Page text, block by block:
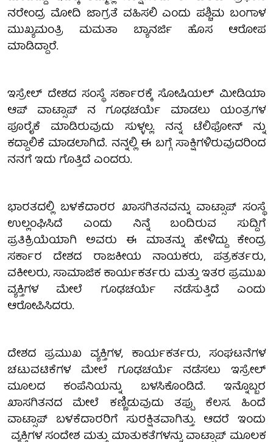
ನರೇಂದ್ರ ಮೋದಿ ಜಾಗ್ರತೆ ವಹಿಸಲಿ ಎಂದು ಪಶ್ಚಿಮ ಬಂಗಾಳ
ಮುಖ್ಯಮಂತ್ರಿ ಮಮತಾ ಬ್ಯಾನರ್ಜಿ ಹೊಸ ಆರೋಪ
ಮಾಡಿದ್ದಾರೆ.
ಇಸ್ರೇಲ್ ದೇಶದ ಸಂಸ್ಥೆ ಸರ್ಕಾರಕ್ಕೆ ಸೋಷಿಯಲ್ ಮೀಡಿಯಾ
ಆಪ್ ವಾಟ್ಸಾಪ್ ನ ಗೂಢಚರ್ಯೆ ಮಾಡಲು ಯಂತ್ರಗಳ
ಪೂರೈಕೆ ಮಾಡಿರುವುದು ಸುಳ್ಳಲ್ಲ. ನನ್ನ ಟೆಲಿಫೋನ್ ನ್ನು
ಕದ್ದಾಲಿಕೆ ಮಾಡಲಾಗಿದೆ. ನನ್ನಲ್ಲಿ ಈ ಬಗ್ಗೆ ಸಾಕ್ಷಿಗಳಿರುವುದರಿಂದ
ನನಗೆ ಇದು ಗೊತ್ತಿದೆ ಎಂದರು.
ಭಾರತದಲ್ಲಿ ಬಳಕೆದಾರರ ಖಾಸಗಿತನವನ್ನು ವಾಟ್ಸಾಪ್ ಸಂಸ್ಥೆ
ಉಲ್ಲಂಘಿಸಿದೆ ಎಂದು ನಿನ್ನೆ ಬಂದಿರುವ ಸುದ್ದಿಗೆ
ಪ್ರತಿಕ್ರಿಯೆಯಾಗಿ ಅವರು ಈ ಮಾತನ್ನು ಹೇಳಿದ್ದು ಕೇಂದ್ರ
ಸರ್ಕಾರ ದೇಶದ ರಾಜಕೀಯ ನಾಯಕರು, ಪತ್ರಕರ್ತರು,
ವಕೀಲರು, ಸಾಮಾಜಿಕ ಕಾರ್ಯಕರ್ತರು ಮತ್ತು ಇತರ ಪ್ರಮುಖ
ವ್ಯಕ್ತಿಗಳ ಮೇಲೆ ಗೂಢಚರ್ಯೆ ನಡೆಸುತ್ತಿದೆ ಎಂದು
ಆರೋಪಿಸಿದರು.
ದೇಶದ ಪ್ರಮುಖ ವ್ಯಕ್ತಿಗಳ, ಕಾರ್ಯಕರ್ತರು, ಸಂಘಟನೆಗಳ
ಚಟುವಟಿಕೆಗಳ ಮೇಲೆ ಗೂಢಚರ್ಯೆ ನಡೆಸಲು ಇಸ್ರೇಲ್
ಮೂಲದ ಕಂಪೆನಿಯನ್ನು ಬಳಸಿಕೊಂಡಿದೆ. ಇನ್ನೊಬ್ಬರ
ಖಾಸಗಿತನದ ಮೇಲೆ ಕಣ್ಣಿಡುವುದು ತಪ್ಪು ಕೆಲಸ. ಹಿಂದೆ
ವಾಟ್ಸಾಪ್ ಬಳಕೆದಾರರಿಗೆ ಸುರಕ್ಷಿತವಾಗಿತ್ತು. ಆದರೆ ಇಂದು
ವ್ಯಕ್ತಿಗಳ ಸಂದೇಶ ಮತ್ತು ಮಾತುಕತೆಗಳನ್ನು ವಾಟ್ಸಾಪ್ ಮೂಲಕ